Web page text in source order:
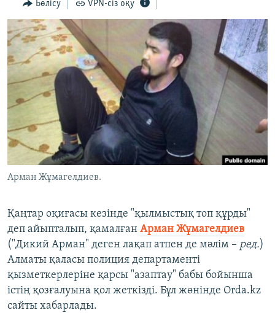
Search
ӘЛЕМ
АРНАЙЫ ЖОБАЛАР
Русский
ЖАЗЫЛЫҢЫЗ
Басқа тілдерде
Бөлісу VPN-сіз оқу
Арман Жұмагелдиев.
Қаңтар оқиғасы кезінде "қылмыстық топ құрды"
деп айыпталып, қамалған Арман Жұмагелдиев
("Дикий Арман" деген лақап атпен де мәлім – ред.)
Алматы қаласы полиция департаменті
қызметкерлеріне қарсы "азаптау" бабы бойынша
істің қозғалуына қол жеткізді. Бұл жөнінде Orda.kz
сайты хабарлады.